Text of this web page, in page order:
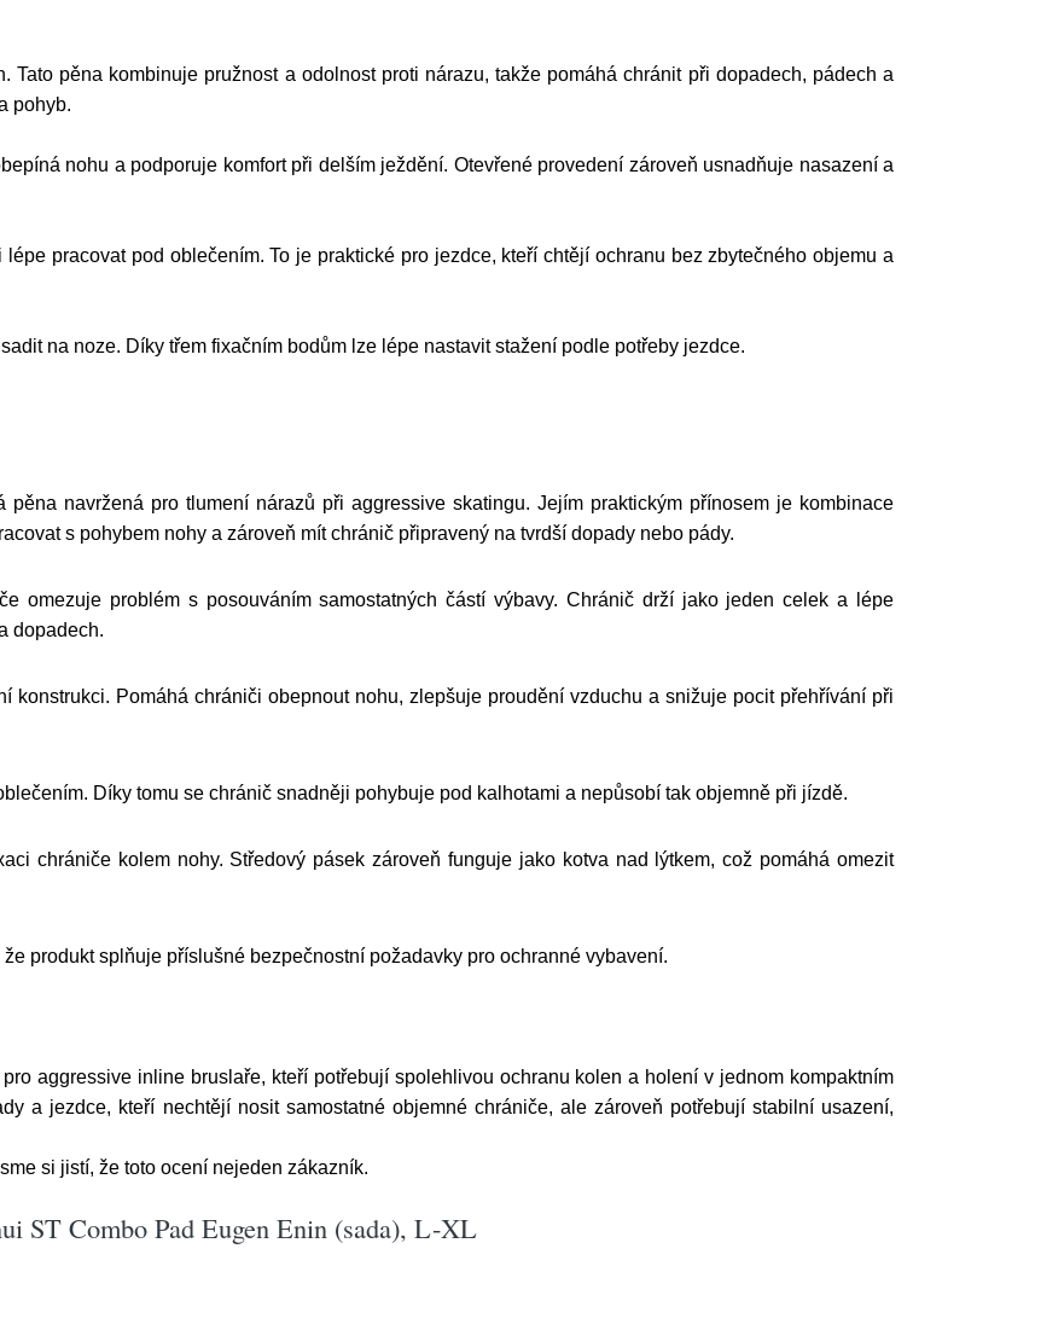
Tato pěna kombinuje pružnost a odolnost proti nárazu, takže pomáhá chránit při dopadech, pádech a
pohyb.
nohu a podporuje komfort při delším ježdění. Otevřené provedení zároveň usnadňuje nasazení a
pracovat pod oblečením. To je praktické pro jezdce, kteří chtějí ochranu bez zbytečného objemu a
na noze. Díky třem fixačním bodům lze lépe nastavit stažení podle potřeby jezdce.
navržená pro tlumení nárazů při aggressive skatingu. Jejím praktickým přínosem je kombinace
s pohybem nohy a zároveň mít chránič připravený na tvrdší dopady nebo pády.
omezuje problém s posouváním samostatných částí výbavy. Chránič drží jako jeden celek a lépe
dopadech.
konstrukci. Pomáhá chrániči obepnout nohu, zlepšuje proudění vzduchu a snižuje pocit přehřívání při
Díky tomu se chránič snadněji pohybuje pod kalhotami a nepůsobí tak objemně při jízdě.
chrániče kolem nohy. Středový pásek zároveň funguje jako kotva nad lýtkem, což pomáhá omezit
produkt splňuje příslušné bezpečnostní požadavky pro ochranné vybavení.
aggressive inline bruslaře, kteří potřebují spolehlivou ochranu kolen a holení v jednom kompaktním
a jezdce, kteří nechtějí nosit samostatné objemné chrániče, ale zároveň potřebují stabilní usazení,
si jistí, že toto ocení nejeden zákazník.
ST Combo Pad Eugen Enin (sada), L-XL